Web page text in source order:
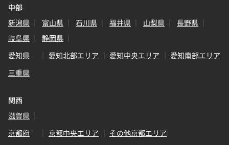
中部
新潟県
富山県 石川県 福井県 山梨県
長野県
岐阜県
静岡県
愛知県
愛知北部エリア 愛知中央エリア
愛知南部エリア
三重県
関西
滋賀県
京都府
京都中央エリア
その他京都エリア